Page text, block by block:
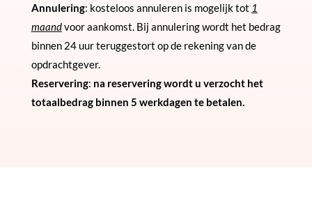
Annulering: kosteloos annuleren is mogelijk tot 1
maandvoor aankomst. Bij annulering wordt het bedrag
binnen 24 uur teruggestort op de rekening van de
opdrachtgever.
Reservering: na reservering wordt u verzocht het
totaalbedrag binnen 5 werkdagen te betalen.